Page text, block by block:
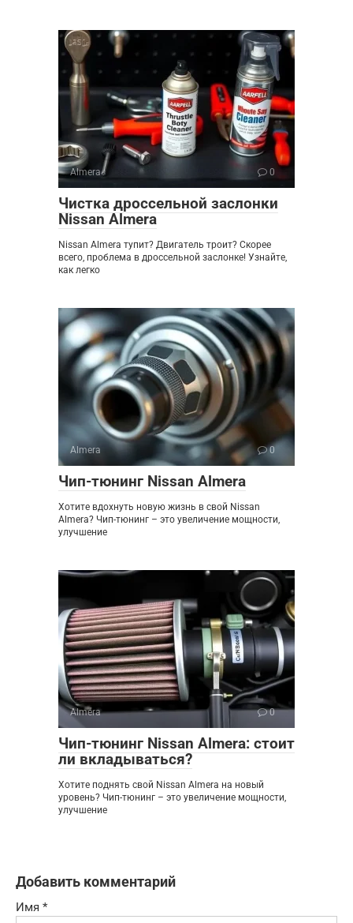
Almera 0
Чистка дроссельной заслонки
Nissan Almera
Nissan Almera тупит? Двигатель троит? Скорее
всего, проблема в дроссельной заслонке! Узнайте,
как легко
Almera 0
Чип-тюнинг Nissan Almera
Хотите вдохнуть новую жизнь в свой Nissan
Almera? Чип-тюнинг – это увеличение мощности,
улучшение
Almera 0
Чип-тюнинг Nissan Almera: стоит
ли вкладываться?
Хотите поднять свой Nissan Almera на новый
уровень? Чип-тюнинг – это увеличение мощности,
улучшение
Добавить комментарий
Имя *